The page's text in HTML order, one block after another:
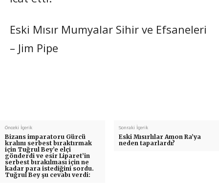
Eski Mısır Mumyalar Sihir ve Efsaneleri
– Jim Pipe
Önceki İçerik
Bizans imparatoru Gürcü
kralını serbest bıraktırmak
için Tuğrul Bey’e elçi
gönderdi ve esir Liparet’in
serbest bırakılması için ne
kadar para istediğini sordu.
Tuğrul Bey şu cevabı verdi:
Sonraki İçerik
Eski Mısırlılar Amon Ra’ya
neden taparlardı?